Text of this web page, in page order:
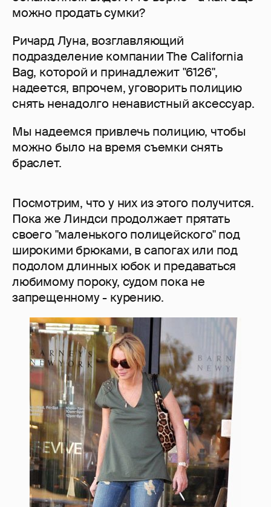
можно продать сумки?
Ричард Луна, возглавляющий
подразделение компании The California
Bag, которой и принадлежит "6126",
надеется, впрочем, уговорить полицию
снять ненадолго ненавистный аксессуар.
Мы надеемся привлечь полицию, чтобы
можно было на время съемки снять
браслет.
Посмотрим, что у них из этого получится.
Пока же Линдси продолжает прятать
своего "маленького полицейского" под
широкими брюками, в сапогах или под
подолом длинных юбок и предаваться
любимому пороку, судом пока не
запрещенному - курению.